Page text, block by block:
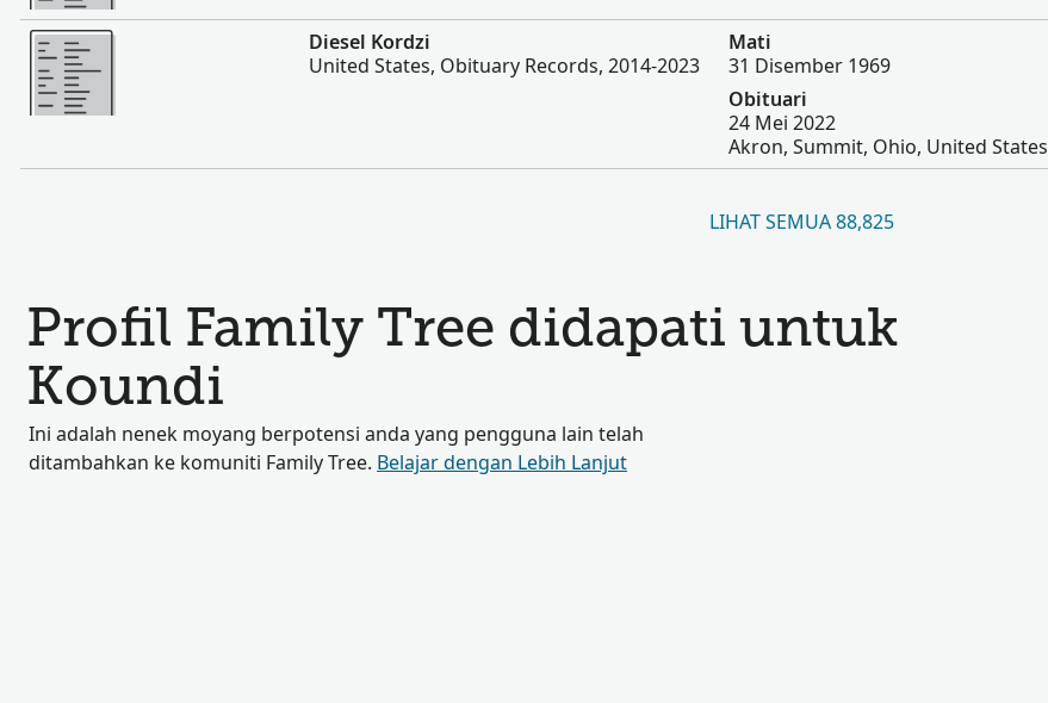
Lebih
Diesel Kordzi
United States, Obituary Records, 2014-2023
Mati
31 Disember 1969
Obituari
24 Mei 2022
Akron, Summit, Ohio, United States
LIHAT SEMUA 88,825
Profil Family Tree didapati untuk
Koundi
Ini adalah nenek moyang berpotensi anda yang pengguna lain telah
ditambahkan ke komuniti Family Tree. Belajar dengan Lebih Lanjut